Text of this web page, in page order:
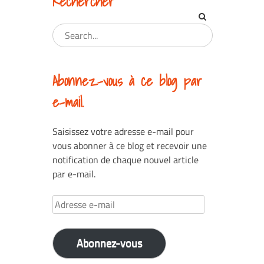
Abonnez-vous à ce blog par
e-mail.
Saisissez votre adresse e-mail pour
vous abonner à ce blog et recevoir une
notification de chaque nouvel article
par e-mail.
Adresse
e-
mail
Abonnez-vous